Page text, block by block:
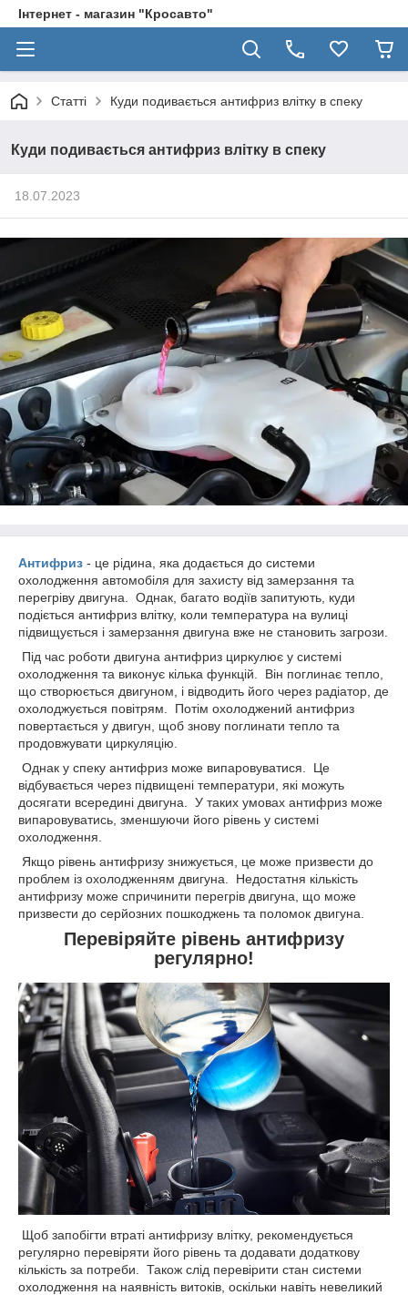
Інтернет - магазин "Кросавто"
Статті Куди подивається антифриз влітку в спеку
Куди подивається антифриз влітку в спеку
18.07.2023
Антифриз - це рідина, яка додається до системи
охолодження автомобіля для захисту від замерзання та
перегріву двигуна. Однак, багато водіїв запитують, куди
подіється антифриз влітку, коли температура на вулиці
підвищується і замерзання двигуна вже не становить загрози.
Під час роботи двигуна антифриз циркулює у системі
охолодження та виконує кілька функцій. Він поглинає тепло,
що створюється двигуном, і відводить його через радіатор, де
охолоджується повітрям. Потім охолоджений антифриз
повертається у двигун, щоб знову поглинати тепло та
продовжувати циркуляцію.
Однак у спеку антифриз може випаровуватися. Це
відбувається через підвищені температури, які можуть
досягати всередині двигуна. У таких умовах антифриз може
випаровуватись, зменшуючи його рівень у системі
охолодження.
Якщо рівень антифризу знижується, це може призвести до
проблем із охолодженням двигуна. Недостатня кількість
антифризу може спричинити перегрів двигуна, що може
призвести до серйозних пошкоджень та поломок двигуна.
Перевіряйте рівень антифризу
регулярно!
Щоб запобігти втраті антифризу влітку, рекомендується
регулярно перевіряти його рівень та додавати додаткову
кількість за потреби. Також слід перевірити стан системи
охолодження на наявність витоків, оскільки навіть невеликий